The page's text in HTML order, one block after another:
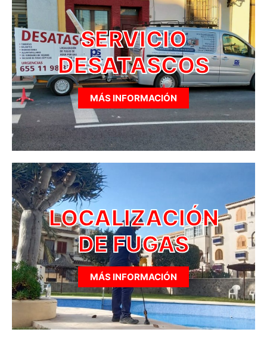
SERVICIO
DESATASCOS
MÁS INFORMACIÓN
LOCALIZACIÓN
DE FUGAS
MÁS INFORMACIÓN